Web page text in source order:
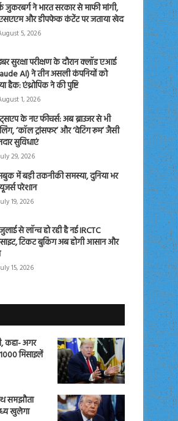
जुकरबर्ग ने भारत सरकार से माफी मांगी,
और डीपफेक कंटेंट पर जताया खेद
5, 2026
सुरक्षा परीक्षण के दौरान क्लॉड एआई
AI) ने तीन असली कंपनियों को
हैक: एंथ्रोपिक ने की पुष्टि
1, 2026
के नए फीचर्स: अब ब्राउजर से भी
‘कॉल ट्रांसफर’ और ‘वेटिंग रूम’ जैसी
सुविधाएं
29, 2026
में बड़ी तकनीकी समस्या, दुनिया भर
परेशान
19, 2026
से लॉन्च हो रही है नई IRCTC
टिकट बुकिंग अब होगी आसान और
15, 2026
कहा- अगर
मिसाइलें
समझौता
खुलेगा